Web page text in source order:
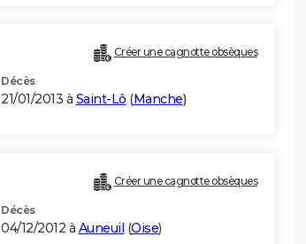
Créer une cagnotte obsèques
Décès
21/01/2013 à Saint-Lô (Manche)
Créer une cagnotte obsèques
Décès
04/12/2012 à Auneuil (Oise)